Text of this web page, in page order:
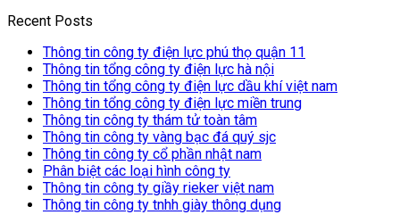
Recent Posts
Thông tin công ty điện lực phú thọ quận 11
Thông tin tổng công ty điện lực hà nội
Thông tin tổng công ty điện lực dầu khí việt nam
Thông tin tổng công ty điện lực miền trung
Thông tin công ty thám tử toàn tâm
Thông tin công ty vàng bạc đá quý sjc
Thông tin công ty cổ phần nhật nam
Phân biệt các loại hình công ty
Thông tin công ty giầy rieker việt nam
Thông tin công ty tnhh giày thông dụng